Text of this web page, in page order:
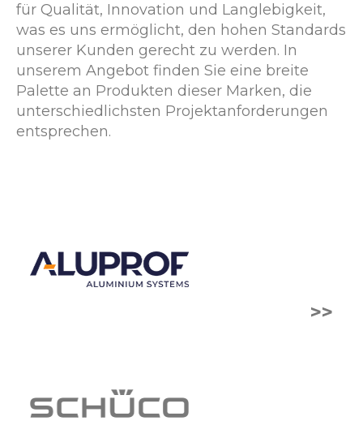
für Qualität, Innovation und Langlebigkeit,
was es uns ermöglicht, den hohen Standards
unserer Kunden gerecht zu werden. In
unserem Angebot finden Sie eine breite
Palette an Produkten dieser Marken, die
unterschiedlichsten Projektanforderungen
entsprechen.
>>